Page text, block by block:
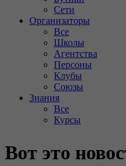
Сети
Организаторы
Все
Школы
Агентства
Персоны
Клубы
Союзы
Знания
Все
Курсы
Вот это